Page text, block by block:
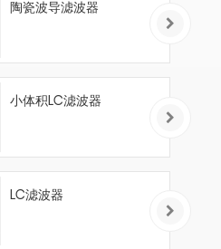
陶瓷波导滤波器
小体积LC滤波器
LC滤波器